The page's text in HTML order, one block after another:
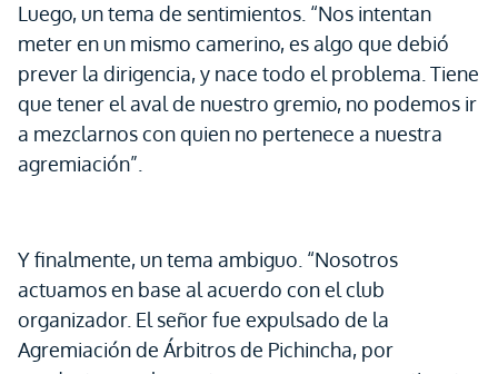
Luego, un tema de sentimientos. “Nos intentan
meter en un mismo camerino, es algo que debió
prever la dirigencia, y nace todo el problema. Tiene
que tener el aval de nuestro gremio, no podemos ir
a mezclarnos con quien no pertenece a nuestra
agremiación”.
Y finalmente, un tema ambiguo. “Nosotros
actuamos en base al acuerdo con el club
organizador. El señor fue expulsado de la
Agremiación de Árbitros de Pichincha, por